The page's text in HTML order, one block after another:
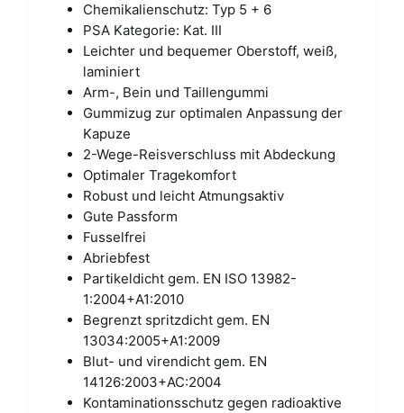
Chemikalienschutz: Typ 5 + 6
PSA Kategorie: Kat. III
Leichter und bequemer Oberstoff, weiß,
laminiert
Arm-, Bein und Taillengummi
Gummizug zur optimalen Anpassung der
Kapuze
2-Wege-Reisverschluss mit Abdeckung
Optimaler Tragekomfort
Robust und leicht Atmungsaktiv
Gute Passform
Fusselfrei
Abriebfest
Partikeldicht gem. EN ISO 13982-
1:2004+A1:2010
Begrenzt spritzdicht gem. EN
13034:2005+A1:2009
Blut- und virendicht gem. EN
14126:2003+AC:2004
Kontaminationsschutz gegen radioaktive